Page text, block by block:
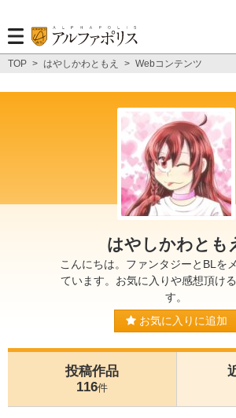
TOP > はやしかわともえ > Webコンテンツ
はやしかわとも
こんにちは。ファンタジーとBLを
ています。お気に入りや感想頂け
す。
お気に入りに追加
投稿作品
116件